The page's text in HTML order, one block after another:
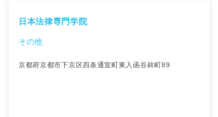
日本法律専門学院
その他
京都府京都市下京区四条通室町東入函谷鉾町89